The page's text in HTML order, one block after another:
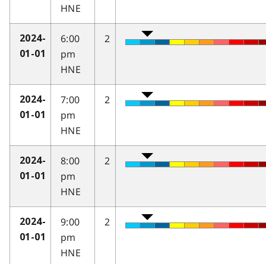
HNE
2024-
01-01
6:00
pm
HNE
2
2024-
01-01
7:00
pm
HNE
2
2024-
01-01
8:00
pm
HNE
2
2024-
01-01
9:00
pm
HNE
2